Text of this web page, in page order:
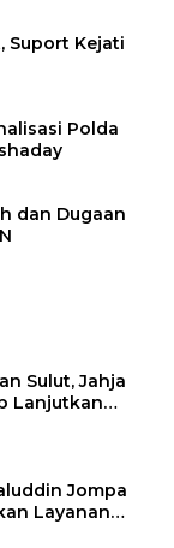
Suport Kejati
Polda
dan Dugaan
Sulut, Jahja
Lanjutkan
Jompa
Layanan